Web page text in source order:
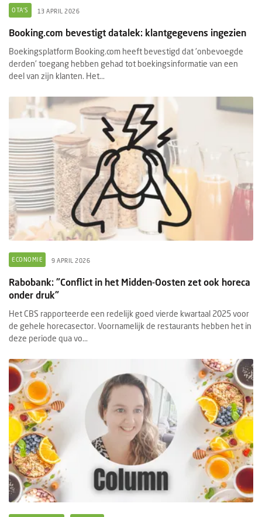
OTA'S 13 APRIL 2026
Booking.com bevestigt datalek: klantgegevens ingezien
Boekingsplatform Booking.com heeft bevestigd dat 'onbevoegde
derden' toegang hebben gehad tot boekingsinformatie van een
deel van zijn klanten. Het...
ECONOMIE 9 APRIL 2026
Rabobank: "Conflict in het Midden-Oosten zet ook horeca
onder druk"
Het CBS rapporteerde een redelijk goed vierde kwartaal 2025 voor
de gehele horecasector. Voornamelijk de restaurants hebben het in
deze periode qua vo...